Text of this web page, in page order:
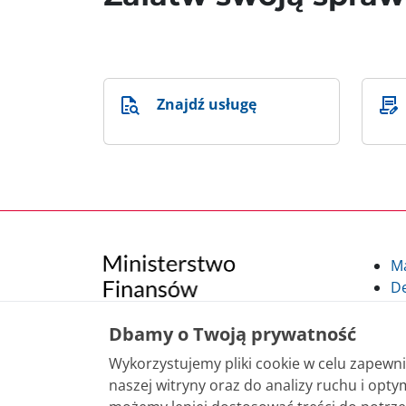
Znajdź usługę
Dbamy o Twoją prywatność
Wykorzystujemy pliki cookie w celu
naszej witryny oraz do analizy ruchu i